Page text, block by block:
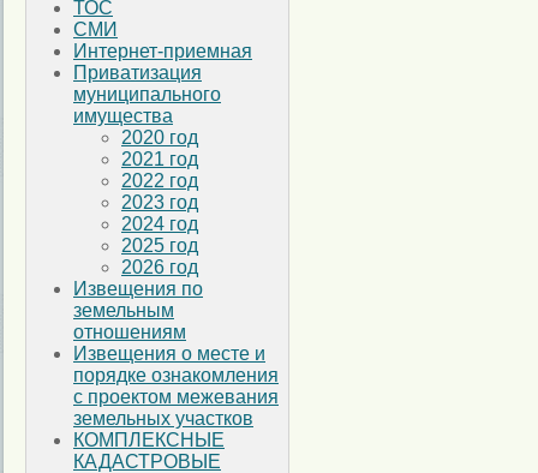
ТОС
СМИ
Интернет-приемная
Приватизация
муниципального
имущества
2020 год
2021 год
2022 год
2023 год
2024 год
2025 год
2026 год
Извещения по
земельным
отношениям
Извещения о месте и
порядке ознакомления
с проектом межевания
земельных участков
КОМПЛЕКСНЫЕ
КАДАСТРОВЫЕ